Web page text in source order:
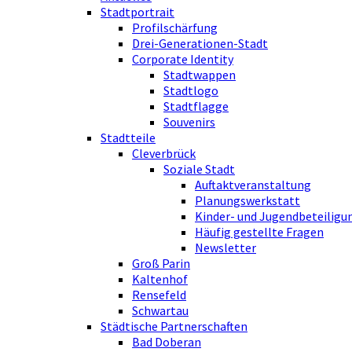
Stadtportrait
Profilschärfung
Drei-Generationen-Stadt
Corporate Identity
Stadtwappen
Stadtlogo
Stadtflagge
Souvenirs
Stadtteile
Cleverbrück
Soziale Stadt
Auftaktveranstaltung
Planungswerkstatt
Kinder- und
Häufig gestellte Fragen
Newsletter
Groß Parin
Kaltenhof
Rensefeld
Schwartau
Städtische Partnerschaften
Bad Doberan